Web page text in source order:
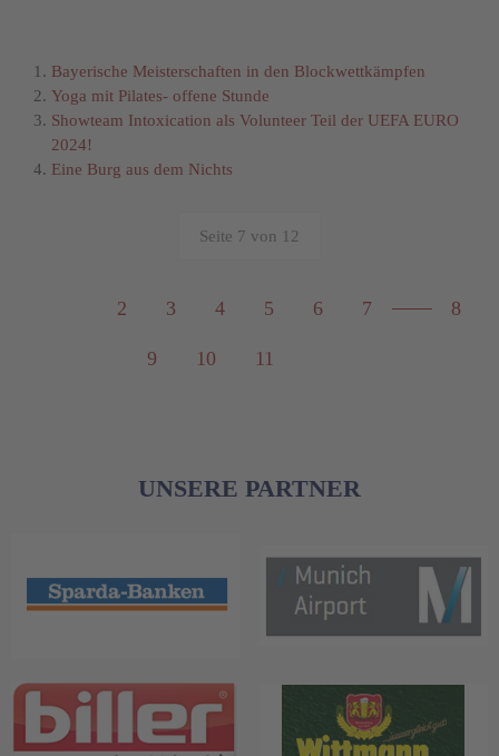
Bayerische Meisterschaften in den Blockwettkämpfen
Yoga mit Pilates- offene Stunde
Showteam Intoxication als Volunteer Teil der UEFA EURO
2024!
Eine Burg aus dem Nichts
Seite 7 von 12
2 3 4 5 6 7 8
9 10 11
UNSERE PARTNER